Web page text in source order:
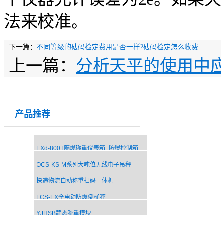
法来校准。
下一篇： 不同等级的砝码检定费用是否一样?砝码检定怎么收费
上一篇： 分析天平的使用中
产品推荐
EXd-800T隔爆称重仪表箱_防爆控制箱
OCS-KS-M系列大吨位无线电子吊秤
快递物流自动称重扫码一体机
FCS-EX全电动防爆倒桶秤
YJHSB静态称重模块